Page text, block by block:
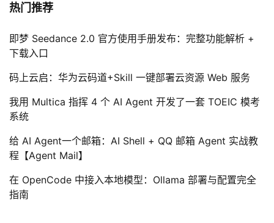
热门推荐
即梦 Seedance 2.0 官方使用手册发布：完整功能解析 +
下载入口
码上云启：华为云码道+Skill 一键部署云资源 Web 服务
我用 Multica 指挥 4 个 AI Agent 开发了一套 TOEIC 模考
系统
给 AI Agent一个邮箱：AI Shell + QQ 邮箱 Agent 实战教
程【Agent Mail】
在 OpenCode 中接入本地模型：Ollama 部署与配置完全
指南